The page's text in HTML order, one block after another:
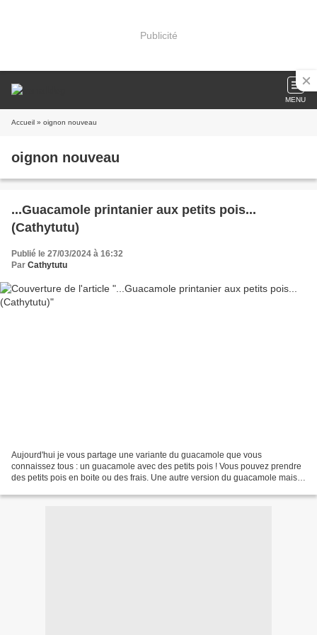
Publicité
MENU
Accueil » oignon nouveau
oignon nouveau
...Guacamole printanier aux petits pois...
(Cathytutu)
Publié le 27/03/2024 à 16:32
Par Cathytutu
Aujourd'hui je vous partage une variante du guacamole que vous
connaissez tous : un guacamole avec des petits pois ! Vous pouvez prendre
des petits pois en boite ou des frais. Une autre version du guacamole mais